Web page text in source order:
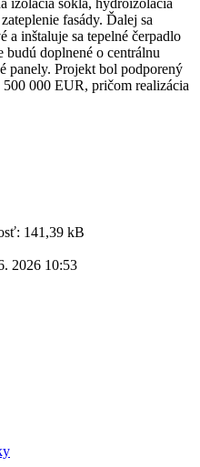
fasády. Ďalej sa
a inštaluje sa tepelné čerpadlo
doplnené o centrálnu
panely. Projekt bol podporený
000 EUR, pričom realizácia
141,39 kB
2026 10:53